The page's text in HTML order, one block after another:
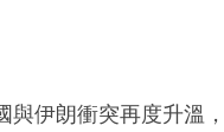
與伊朗衝突再度升溫